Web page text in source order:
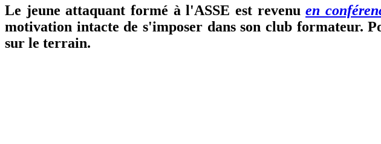
Le jeune attaquant formé à l'ASSE est revenuen
motivation intacte de s'imposer dans son club formateur.
sur le terrain.